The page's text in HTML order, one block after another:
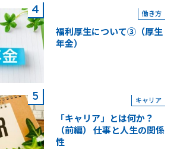
働き方
福利厚生について③（厚生
年金）
キャリア
「キャリア」とは何か？
（前編） 仕事と人生の関係
性